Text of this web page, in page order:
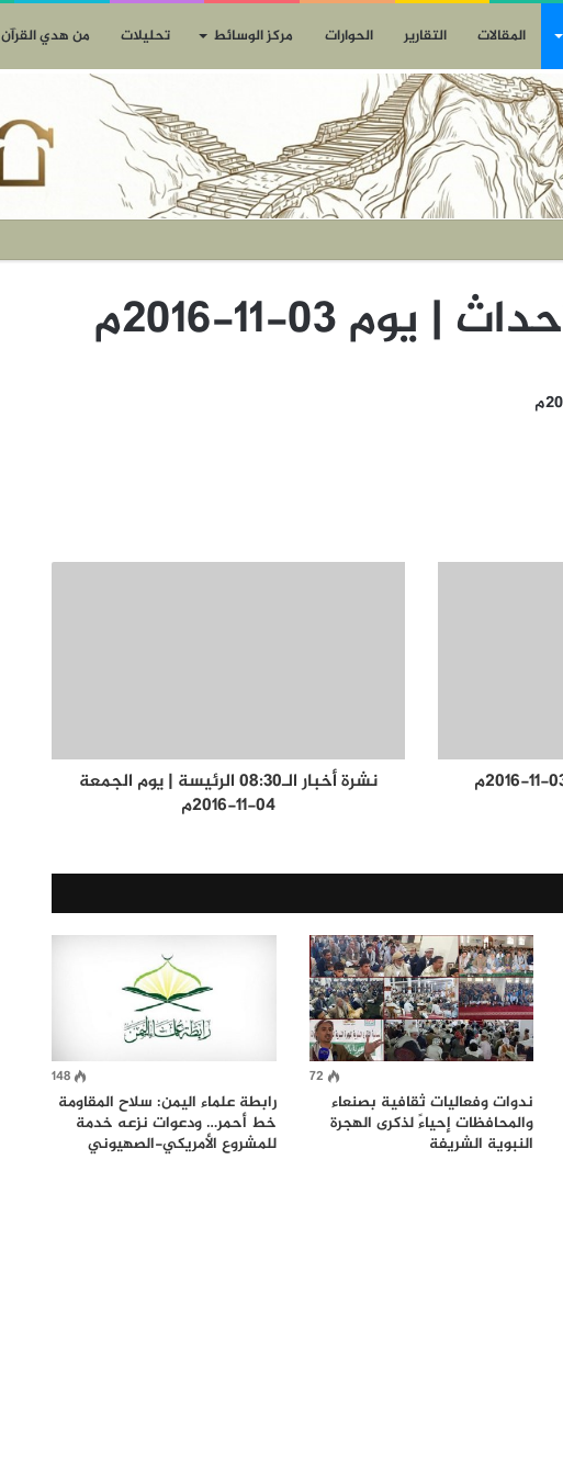
المقالات التقارير الحوارات مركز الوسائط تحليلات من هدي القرآن
03-11-2016م
نشرة أخبار الـ08:30 الرئيسة | يوم الجمعة
04-11-2016م
72
ندوات وفعاليات ثقافية بصنعاء
والمحافظات إحياءً لذكرى الهجرة
النبوية الشريفة
148
رابطة علماء اليمن: سلاح المقاومة
خط أحمر… ودعوات نزعه خدمة
للمشروع الأمريكي-الصهيوني